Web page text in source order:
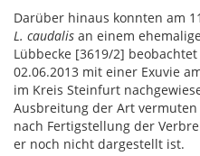
Darüber hinaus konnten am
L. caudalis an einem
Lübbecke [3619/2]
02.06.2013 mit einer Exuvie
im Kreis Steinfurt
Ausbreitung der Art
nach Fertigstellung der
er noch nicht dargestellt ist.